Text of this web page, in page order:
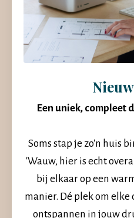
Een uniek, compleet
Soms stap je zo'n huis
'Wauw, hier is echt
bij elkaar op een
manier. Dé plek om elke
ontspannen in jouw